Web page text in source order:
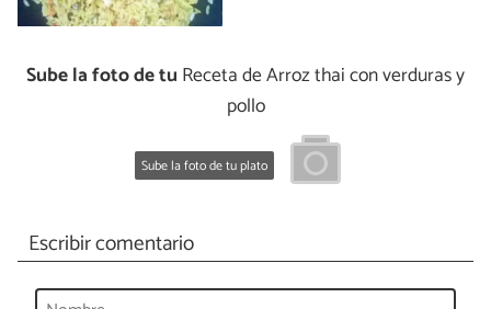
Sube la foto de tu Receta de Arroz thai con verduras y
pollo
Sube la foto de tu plato
Escribir comentario